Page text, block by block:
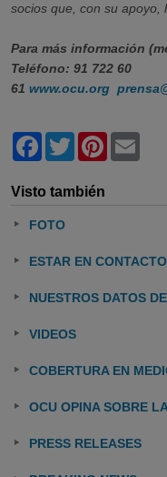
socios que, con su apoyo,
Para más información
Teléfono: 91 722 60
61 www.ocu.org
Facebook
TwitterPinterest
Visto también
FOTO
ESTAR EN CONTACTO
NUESTROS DATOS
VIDEOS
COBERTURA EN
OCU OPINA SOBRE
PRESS RELEASES